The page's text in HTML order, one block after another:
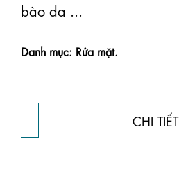
bào da ...
Danh mục: Rửa mặt.
CHI TIẾT